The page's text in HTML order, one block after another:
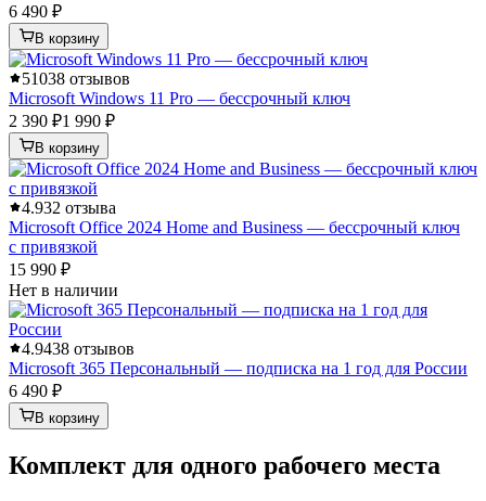
6 490 ₽
В корзину
51038 отзывов
Microsoft Windows 11 Pro — бессрочный ключ
2 390 ₽1 990 ₽
В корзину
4.932 отзыва
Microsoft Office 2024 Home and Business — бессрочный ключ
с привязкой
15 990 ₽
Нет в наличии
4.9438 отзывов
Microsoft 365 Персональный — подписка на 1 год для России
6 490 ₽
В корзину
Комплект для одного рабочего места